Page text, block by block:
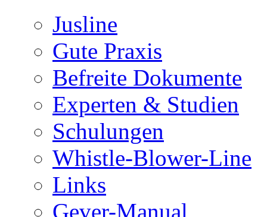
Jusline
Gute Praxis
Befreite Dokumente
Experten & Studien
Schulungen
Whistle-Blower-Line
Links
Gever-Manual